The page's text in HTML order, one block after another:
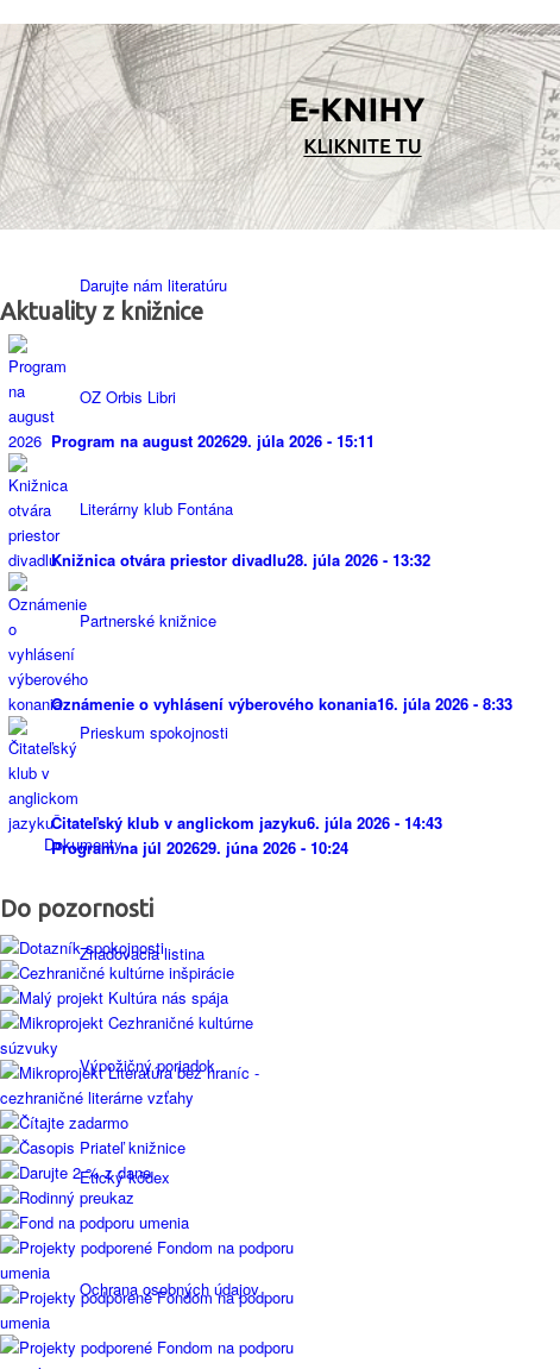
Knižnica v médiách
Prístup k informáciám
Darujte nám literatúru
OZ Orbis Libri
Literárny klub Fontána
Partnerské knižnice
Prieskum spokojnosti
Dokumenty
Zriaďovacia listina
Výpožičný poriadok
Etický kódex
Ochrana osobných údajov
Aktuality z knižnice
Program na august 202629. júla 2026 - 15:11
Knižnica otvára priestor divadlu28. júla 2026 - 13:32
Oznámenie o vyhlásení výberového konania16. júla 2026 - 8:33
Čitateľský klub v anglickom jazyku6. júla 2026 - 14:43
Program na júl 202629. júna 2026 - 10:24
Do pozornosti